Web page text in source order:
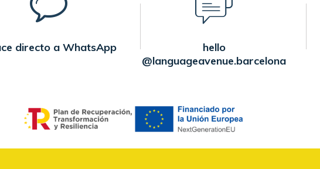
directo a WhatsApp
hello
@languageavenue.barcelona